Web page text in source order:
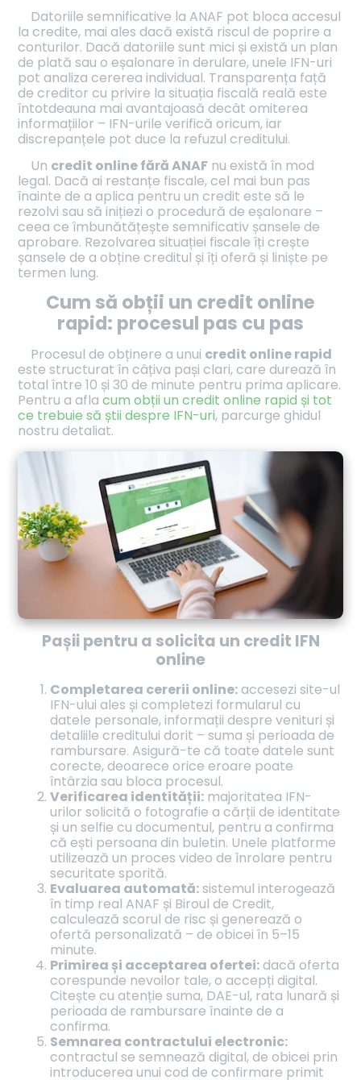
Datoriile semnificative la ANAF pot bloca accesul
la credite, mai ales dacă există riscul de poprire a
conturilor. Dacă datoriile sunt mici și există un plan
de plată sau o eșalonare în derulare, unele IFN-uri
pot analiza cererea individual. Transparența față
de creditor cu privire la situația fiscală reală este
întotdeauna mai avantajoasă decât omiterea
informațiilor – IFN-urile verifică oricum, iar
discrepanțele pot duce la refuzul creditului.
Un credit online fără ANAF nu există în mod
legal. Dacă ai restanțe fiscale, cel mai bun pas
înainte de a aplica pentru un credit este să le
rezolvi sau să inițiezi o procedură de eșalonare –
ceea ce îmbunătățește semnificativ șansele de
aprobare. Rezolvarea situației fiscale îți crește
șansele de a obține creditul și îți oferă și liniște pe
termen lung.
Cum să obții un credit online
rapid: procesul pas cu pas
Procesul de obținere a unui credit online rapid
este structurat în câțiva pași clari, care durează în
total între 10 și 30 de minute pentru prima aplicare.
Pentru a aflacum obții un credit online rapid și tot
ce trebuie să știi despre IFN-uri, parcurge ghidul
nostru detaliat.
Pașii pentru a solicita un credit IFN
online
Completarea cererii online:accesezi site-ul
IFN-ului ales și completezi formularul cu
datele personale, informații despre venituri și
detaliile creditului dorit – suma și perioada de
rambursare. Asigură-te că toate datele sunt
corecte, deoarece orice eroare poate
întârzia sau bloca procesul.
Verificarea identității: majoritatea IFN-
urilor solicită o fotografie a cărții de identitate
și un selfie cu documentul, pentru a confirma
că ești persoana din buletin. Unele platforme
utilizează un proces video de înrolare pentru
securitate sporită.
Evaluarea automată:sistemul interogează
în timp real ANAF și Biroul de Credit,
calculează scorul de risc și generează o
ofertă personalizată – de obicei în 5–15
minute.
Primirea și acceptarea ofertei:dacă oferta
corespunde nevoilor tale, o accepți digital.
Citește cu atenție suma, DAE-ul, rata lunară și
perioada de rambursare înainte de a
confirma.
Semnarea contractului electronic:
contractul se semnează digital, de obicei prin
introducerea unui cod de confirmare primit